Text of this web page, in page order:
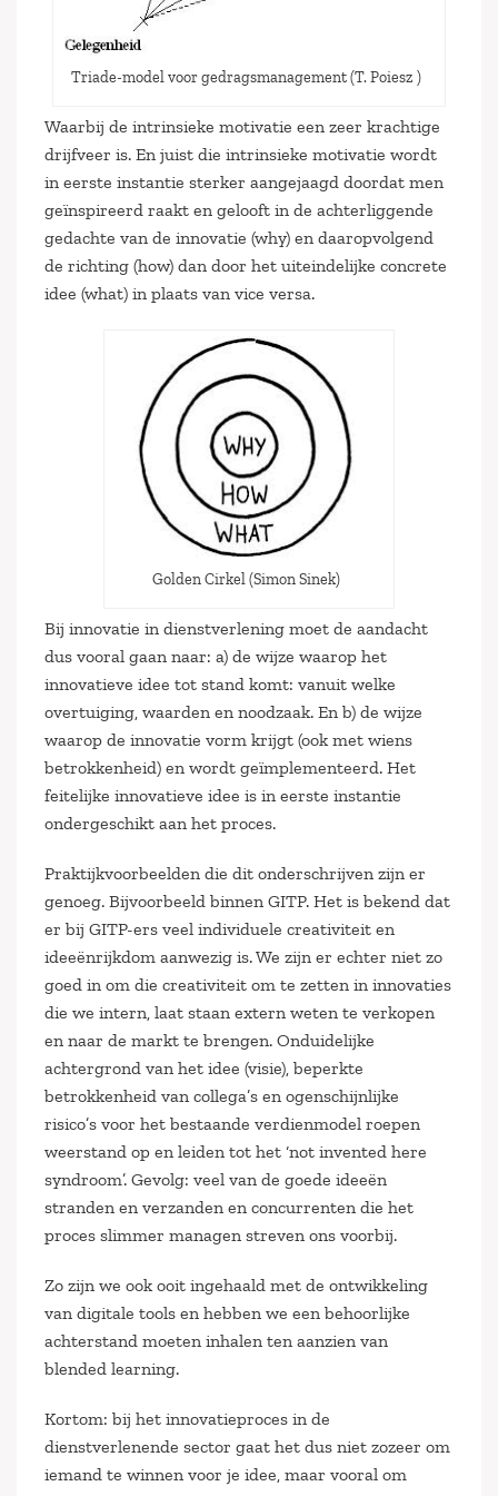
Triade-model voor gedragsmanagement (T. Poiesz )
Waarbij de intrinsieke motivatie een zeer krachtige
drijfveer is. En juist die intrinsieke motivatie wordt
in eerste instantie sterker aangejaagd doordat men
geïnspireerd raakt en gelooft in de achterliggende
gedachte van de innovatie (why) en daaropvolgend
de richting (how) dan door het uiteindelijke concrete
idee (what) in plaats van vice versa.
Golden Cirkel (Simon Sinek)
Bij innovatie in dienstverlening moet de aandacht
dus vooral gaan naar: a) de wijze waarop het
innovatieve idee tot stand komt: vanuit welke
overtuiging, waarden en noodzaak. En b) de wijze
waarop de innovatie vorm krijgt (ook met wiens
betrokkenheid) en wordt geïmplementeerd. Het
feitelijke innovatieve idee is in eerste instantie
ondergeschikt aan het proces.
Praktijkvoorbeelden die dit onderschrijven zijn er
genoeg. Bijvoorbeeld binnen GITP. Het is bekend dat
er bij GITP-ers veel individuele creativiteit en
ideeënrijkdom aanwezig is. We zijn er echter niet zo
goed in om die creativiteit om te zetten in innovaties
die we intern, laat staan extern weten te verkopen
en naar de markt te brengen. Onduidelijke
achtergrond van het idee (visie), beperkte
betrokkenheid van collega’s en ogenschijnlijke
risico’s voor het bestaande verdienmodel roepen
weerstand op en leiden tot het ‘not invented here
syndroom’. Gevolg: veel van de goede ideeën
stranden en verzanden en concurrenten die het
proces slimmer managen streven ons voorbij.
Zo zijn we ook ooit ingehaald met de ontwikkeling
van digitale tools en hebben we een behoorlijke
achterstand moeten inhalen ten aanzien van
blended learning.
Kortom: bij het innovatieproces in de
dienstverlenende sector gaat het dus niet zozeer om
iemand te winnen voor je idee, maar vooral om